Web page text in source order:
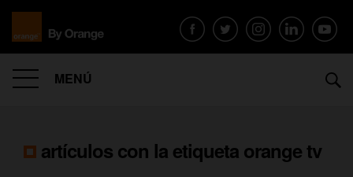
MENÚ
artículos con la etiqueta orange tv